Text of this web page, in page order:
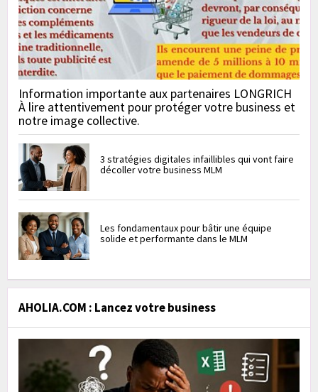
Information importante aux partenaires LONGRICH
À lire attentivement pour protéger votre business et
notre image collective.
3 stratégies digitales infaillibles qui vont faire
décoller votre business MLM
Les fondamentaux pour bâtir une équipe
solide et performante dans le MLM
AHOLIA.COM : Lancez votre business